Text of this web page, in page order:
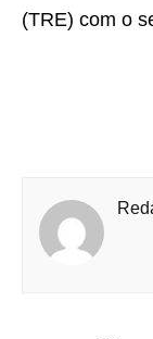
(TRE) com o